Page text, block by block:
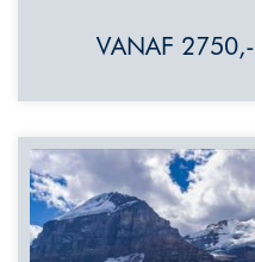
VANAF 2750,-